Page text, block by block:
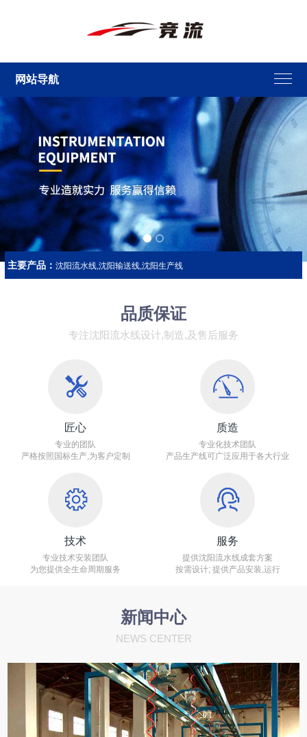
网站导航
主要产品：沈阳流水线,沈阳输送线,沈阳生产线
品质保证
专注沈阳流水线设计,制造,及售后服务
匠心
专业的团队
严格按照国标生产,为客户定制
质造
专业化技术团队
产品生产线可广泛应用于各大行业
技术
专业技术安装团队
为您提供全生命周期服务
服务
提供沈阳流水线成套方案
按需设计; 提供产品安装,运行
新闻中心
NEWS CENTER